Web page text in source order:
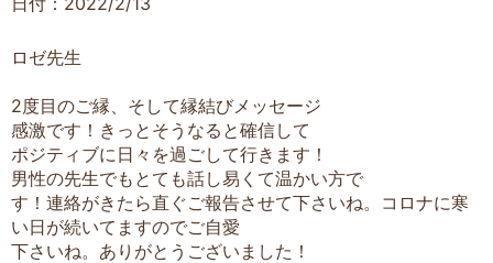
ロゼ先生
2度目のご縁、そして縁結びメッセージ
感激です！きっとそうなると確信して
ポジティブに日々を過ごして行きます！
男性の先生でもとても話し易くて温かい方で
す！連絡がきたら直ぐご報告させて下さいね。コロナに寒
い日が続いてますのでご自愛
下さいね。ありがとうございました！